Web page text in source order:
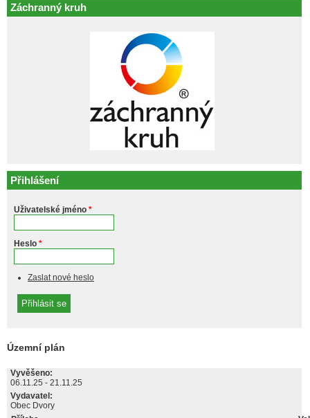
Záchranný kruh
Přihlášení
Uživatelské jméno *
Heslo *
Zaslat nové heslo
Územní plán
Vyvěšeno:
06.11.25 - 21.11.25
Vydavatel:
Obec Dvory